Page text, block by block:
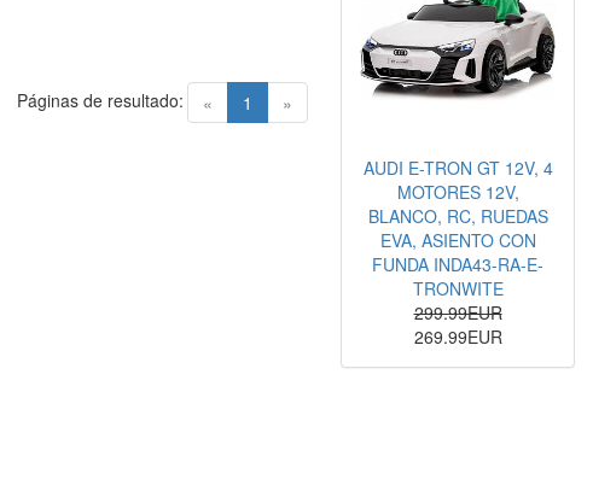
« 1 (current)
»
Páginas de resultado:
AUDI E-TRON GT 12V, 4
MOTORES 12V,
BLANCO, RC, RUEDAS
EVA, ASIENTO CON
FUNDA INDA43-RA-E-
TRONWITE
299.99EUR
269.99EUR